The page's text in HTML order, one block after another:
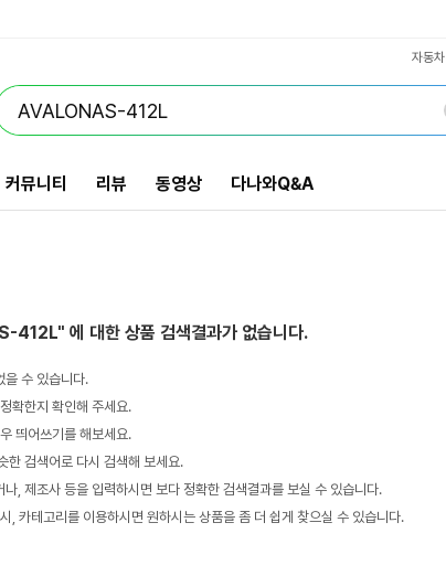
자동차
커뮤니티 리뷰 동영상 다나와Q&A
412L" 에 대한 상품 검색결과가 없습니다.
을 수 있습니다.
확한지 확인해 주세요.
띄어쓰기를 해보세요.
한 검색어로 다시 검색해 보세요.
, 제조사 등을 입력하시면 보다 정확한 검색결과를 보실 수 있습니다.
, 카테고리를 이용하시면 원하시는 상품을 좀 더 쉽게 찾으실 수 있습니다.